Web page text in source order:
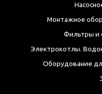
Монтажное
Фильтры и
Электрокотлы.
Оборудование